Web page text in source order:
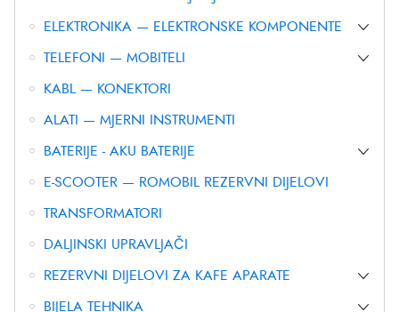
ELEKTRONIKA — ELEKTRONSKE KOMPONENTE
TELEFONI — MOBITELI
KABL — KONEKTORI
ALATI — MJERNI INSTRUMENTI
BATERIJE - AKU BATERIJE
E-SCOOTER — ROMOBIL REZERVNI DIJELOVI
TRANSFORMATORI
DALJINSKI UPRAVLJAČI
REZERVNI DIJELOVI ZA KAFE APARATE
BIJELA TEHNIKA